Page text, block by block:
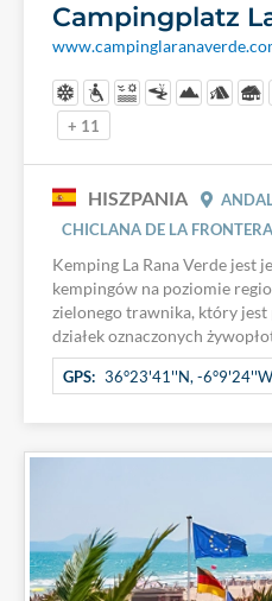
Campingplatz
+ 11
HISZPANIA
CHICLANA DE LA FRONTERA
Kemping La Rana Verde jest
kempingów na poziomie
zielonego trawnika, który jest
działek oznaczonych
GPS: 36°23'41''N, -6°9'24''W